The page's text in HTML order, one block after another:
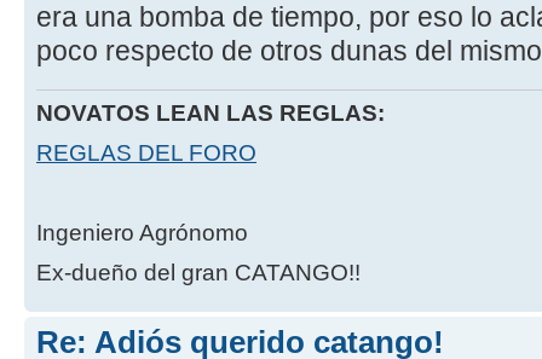
era una bomba de tiempo, por eso lo
poco respecto de otros dunas del
NOVATOS LEAN LAS REGLAS:
REGLAS DEL FORO
Ingeniero Agrónomo
Ex-dueño del gran CATANGO!!
Re: Adiós querido catango!